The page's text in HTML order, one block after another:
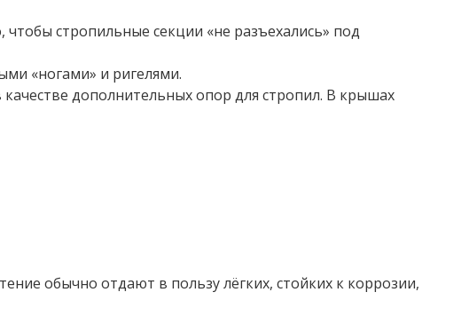
стропильные секции «не разъехались» под
«ногами» и ригелями.
дополнительных опор для стропил. В крышах
обычно отдают в пользу лёгких, стойких к коррозии,